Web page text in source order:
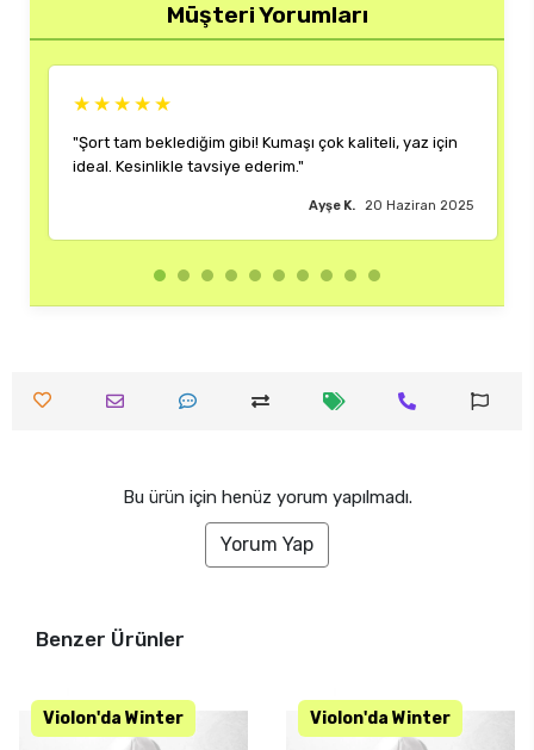
Müşteri Yorumları
Kumaşı çok kaliteli, yaz için
ederim."
"Rengi ve kalıbı harika. Her
Bu ürün için henüz yorum yapılmadı.
Yorum Yap
Benzer Ürünler